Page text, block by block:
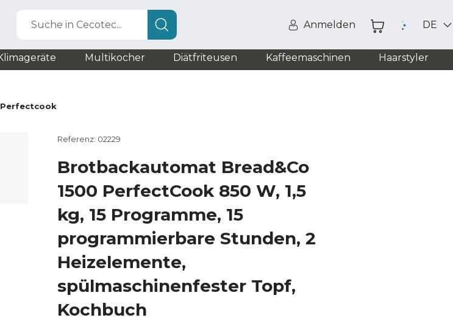
Suche in Cecotec... Anmelden DE
Multikocher Diätfriteusen Kaffeemaschinen Haarstyler
Perfectcook
Referenz: 02229
Brotbackautomat Bread&Co
1500 PerfectCook 850 W, 1,5
kg, 15 Programme, 15
programmierbare Stunden, 2
Heizelemente,
spülmaschinenfester Topf,
Kochbuch